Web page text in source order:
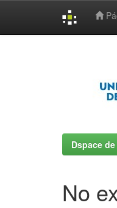
Dspace
No